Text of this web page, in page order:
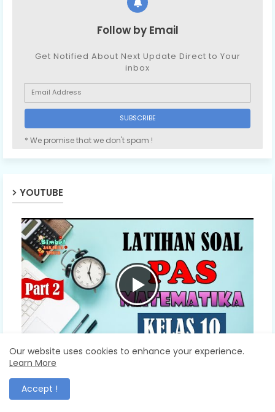
Follow by Email
Get Notified About Next Update Direct to Your
inbox
* We promise that we don't spam !
YOUTUBE
SMA
Our website uses cookies to enhance your experience.
Learn More
Accept !